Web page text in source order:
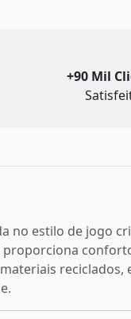
+90 Mil
no estilo de jogo
proporciona